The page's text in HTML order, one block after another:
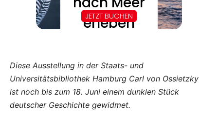
Diese Ausstellung in der Staats- und
Universitätsbibliothek Hamburg Carl von Ossietzky
ist noch bis zum 18. Juni einem dunklen Stück
deutscher Geschichte gewidmet.